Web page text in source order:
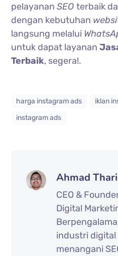
pelayananSEOterbaik
dengan kebutuhan
langsung melalui
untuk dapat layanan
Terbaik, segera!.
harga instagram ads
iklan
instagram ads
Ahmad
CEO &
Digital
industri
menangani